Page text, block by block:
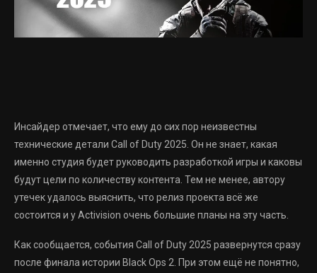
Инсайдер отмечает, что ему до сих пор неизвестны
технические детали Call of Duty 2025. Он не знает, какая
именно студия будет руководить разработкой игры и каковы
будут цели по количеству контента. Тем не менее, автору
утечек удалось выяснить, что релиз проекта всё же
состоится и у Activision очень большие планы на эту часть.
Как сообщается, события Call of Duty 2025 развернутся сразу
после финала истории Black Ops 2. При этом ещё не понятно,